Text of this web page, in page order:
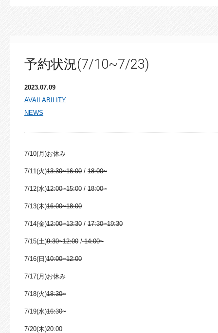
予約状況(7/10~7/23)
2023.07.09
AVAILABILITY
NEWS
7/10(月)お休み
7/11(火)13:30~16:00 / 18:00~
7/12(水)12:00~15:00 / 18:00~
7/13(木)16:00~18:00
7/14(金)12:00~13:30 / 17:30~19:30
7/15(土)9:30~12:00 /14:00~
7/16(日)10:00~12:00
7/17(月)お休み
7/18(火)18:30~
7/19(水)16:30~
7/20(木)20:00